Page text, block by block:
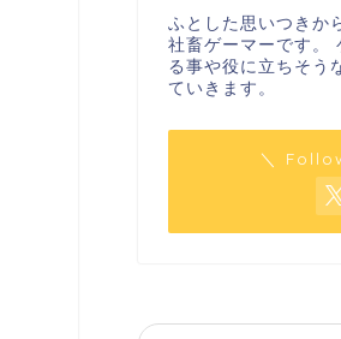
ふとした思いつきか
社畜ゲーマーです。
る事や役に立ちそう
ていきます。
＼